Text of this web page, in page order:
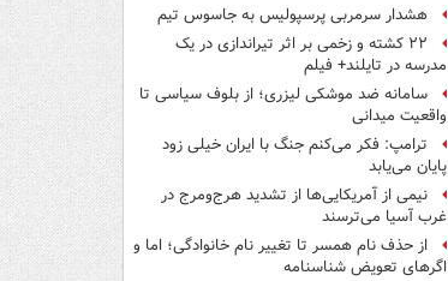
هشدار سرمربی پرسپولیس به جاسوس تیم
۲۲ کشته و زخمی بر اثر تیراندازی در یک
مدرسه در تایلند+ فیلم
سامانه ضد موشکی لیزری؛ از بلوف سیاسی تا
واقعیت میدانی
ترامپ: فکر می‌کنم جنگ با ایران خیلی زود
پایان می‌یابد
نیمی از آمریکایی‌ها از تشدید هرج‌ومرج در
غرب آسیا می‌ترسند
از حذف نام همسر تا تغییر نام خانوادگی؛ اما و
اگرهای تعویض شناسنامه